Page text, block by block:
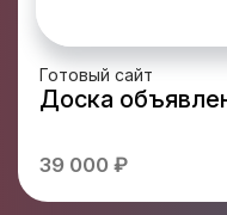
Готовый сайт
Доска
39 000 ₽